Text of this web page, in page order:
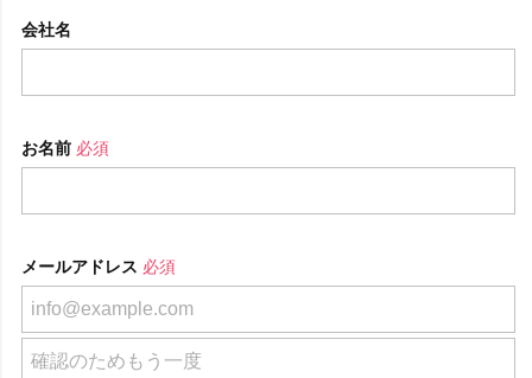
会社名
お名前 必須
メールアドレス 必須